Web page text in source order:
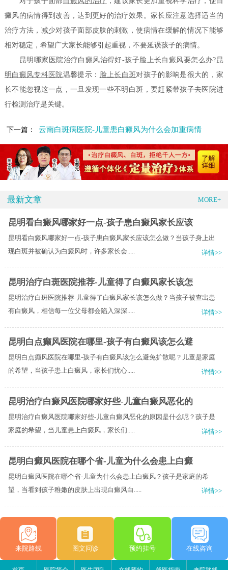
癜风的病情得到改善，达到更好的治疗效果。家长应注意选择适当的
治疗方法，减少对孩子面部皮肤的刺激，使病情在缓解的情况下能够
相对稳定，希望广大家长能够引起重视，不要延误孩子的病情。
昆明哪家医院治疗白癜风治得好-孩子脸上长白癜风要怎么办?昆
明白癜风专科医院温馨提示： 脸上长白斑对孩子的影响是很大的，家
长不能忽视这一点，一旦发现一些不明白斑，要赶紧带孩子去医院进
行检测治疗是关键。
下一篇： 云南白斑病医院-儿童患白癜风为什么会加重病情
最新文章 MORE+
昆明看白癜风哪家好一点-孩子患白癜风家长应该
昆明看白癜风哪家好一点-孩子患白癜风家长应该怎么做？当孩子身上出
现白斑并被确认为白癜风时，许多家长会.....
详情>>
昆明治疗白斑医院推荐-儿童得了白癜风家长该怎
昆明治疗白斑医院推荐-儿童得了白癜风家长该怎么做？当孩子被查出患
有白癜风，相信每一位父母都会陷入深深.....
详情>>
昆明白点癫风医院在哪里-孩子有白癜风该怎么避
昆明白点癫风医院在哪里-孩子有白癜风该怎么避免扩散呢？儿童是家庭
的希望，当孩子患上白癜风，家长们忧心.....
详情>>
昆明治疗白癜风医院哪家好些-儿童白癜风恶化的
昆明治疗白癜风医院哪家好些-儿童白癜风恶化的原因是什么呢？孩子是
家庭的希望，当儿童患上白癜风，家长们.....
详情>>
昆明白癜风医院在哪个省-儿童为什么会患上白癜
昆明白癜风医院在哪个省-儿童为什么会患上白癜风？孩子是家庭的希
望，当看到孩子稚嫩的皮肤上出现白癜风白.....
详情>>
来院路线 图文问诊 预约挂号 在线咨询